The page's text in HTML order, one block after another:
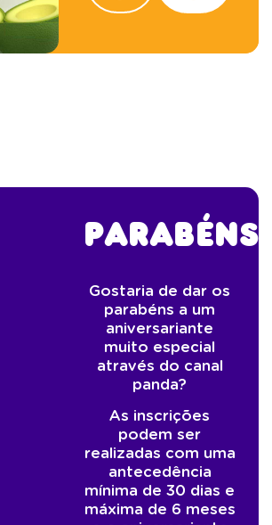
Parabéns!
Gostaria de dar os
parabéns a um
aniversariante
muito especial
através do canal
panda?
As inscrições
podem ser
realizadas com uma
antecedência
mínima de 30 dias e
máxima de 6 meses